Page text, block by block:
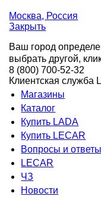
Москва, Россия
Закрыть
Ваш город
выбрать другой,
8 (800) 700-52-32
Клиентская служба
Магазины
Каталог
Купить LADA
Купить LECAR
Вопросы и ответы
LECAR
ЧЗ
Новости